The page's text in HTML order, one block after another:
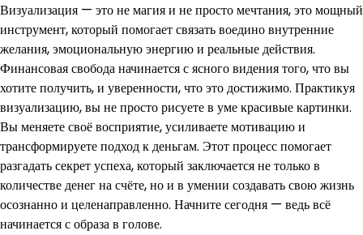
Визуализация — это не магия и не просто мечтания, это мощный
инструмент, который помогает связать воедино внутренние
желания, эмоциональную энергию и реальные действия.
Финансовая свобода начинается с ясного видения того, что вы
хотите получить, и уверенности, что это достижимо. Практикуя
визуализацию, вы не просто рисуете в уме красивые картинки.
Вы меняете своё восприятие, усиливаете мотивацию и
трансформируете подход к деньгам. Этот процесс помогает
разгадать секрет успеха, который заключается не только в
количестве денег на счёте, но и в умении создавать свою жизнь
осознанно и целенаправленно. Начните сегодня — ведь всё
начинается с образа в голове.